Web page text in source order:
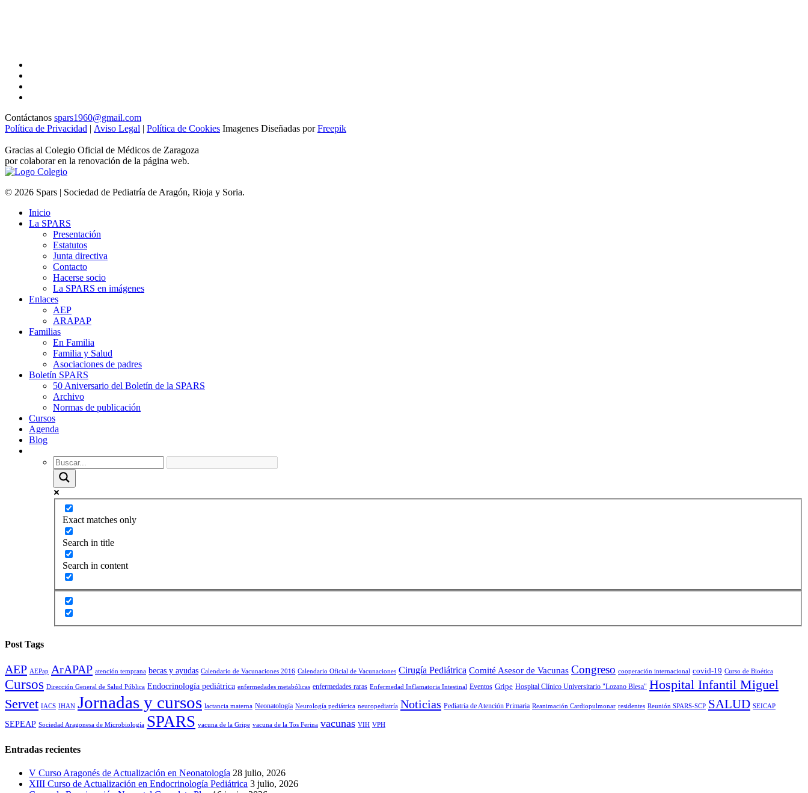
Contáctanos spars1960@gmail.com
Política de Privacidad | Aviso Legal | Política de Cookies Imagenes Diseñadas porFreepik
Gracias al Colegio Oficial de Médicos de Zaragoza
por colaborar en la renovación de la página web.
© 2026 Spars | Sociedad de Pediatría de Aragón, Rioja y Soria.
Inicio
La SPARS
Presentación
Estatutos
Junta directiva
Contacto
Hacerse socio
La SPARS en imágenes
Enlaces
AEP
ARAPAP
Familias
En Familia
Familia y Salud
Asociaciones de padres
Boletín SPARS
50 Aniversario del Boletín de la SPARS
Archivo
Normas de publicación
Cursos
Agenda
Blog
Exact matches only
Search in title
Search in content
Post Tags
AEP AEPap ArAPAP atención temprana becas y ayudas Calendario de Vacunaciones 2016 Calendario Oficial de Vacunaciones Cirugía Pediátrica Comité Asesor de Vacunas Congreso cooperación internacional covid-19 Curso de Bioética
Cursos Dirección General de Salud Pública Endocrinología pediátrica enfermedades metabólicas enfermedades raras Enfermedad Inflamatoria Intestinal Eventos Gripe Hospital Clínico Universitario "Lozano Blesa" Hospital Infantil Miguel
Servet IACS IHAN Jornadas y cursos lactancia materna Neonatología Neurología pediátrica neuropediatría Noticias Pediatría de Atención Primaria Reanimación Cardiopulmonar residentes Reunión SPARS-SCP SALUD SEICAP
SEPEAP Sociedad Aragonesa de Microbiología SPARS vacuna de la Gripe vacuna de la Tos Ferina vacunas VIH VPH
Entradas recientes
V Curso Aragonés de Actualización en Neonatología 28 julio, 2026
XIII Curso de Actualización en Endocrinología Pediátrica 3 julio, 2026